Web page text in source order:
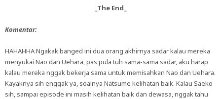
_The End_
Komentar:
HAHAHHA Ngakak banged ini dua orang akhirnya sadar kalau mereka
menyukai Nao dan Uehara, pas pula tuh sama-sama sadar, aku harap
kalau mereka nggak bekerja sama untuk memisahkan Nao dan Uehara.
Kayaknya sih enggak ya, soalnya Natsume kelihatan baik. Kalau Saeko
sih, sampai episode ini masih kelihatan baik dan dewasa, nggak tahu